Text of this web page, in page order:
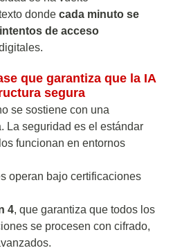
dondecada minuto se
de acceso
que garantiza que la IA
segura
se sostiene con una
La seguridad es el estándar
funcionan en entornos
operan bajo certificaciones
4, que garantiza que todos los
se procesen con cifrado,